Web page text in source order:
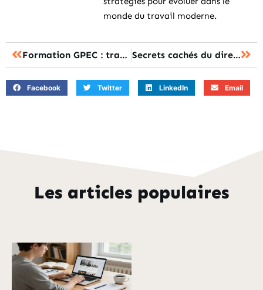
monde du travail moderne.
Formation GPEC : transformez vos compétences RH pour des emplois pérennes Secrets cachés du directeur qualité : révolutionner votre approche de formation
Facebook Twitter LinkedIn Email
Les articles populaires